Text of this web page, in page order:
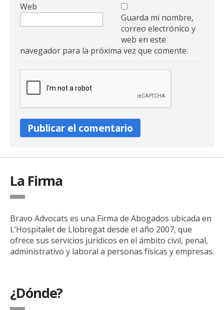
Web
Guarda mi nombre,
correo electrónico y
web en este
navegador para la próxima vez que comente.
La Firma
Bravo Advocats es una Firma de Abogados ubicada en
L’Hospitalet de Llobregat desde el año 2007, que
ofrece sus servicios jurídicos en el ámbito civil, penal,
administrativo y laboral a personas físicas y empresas.
¿Dónde?